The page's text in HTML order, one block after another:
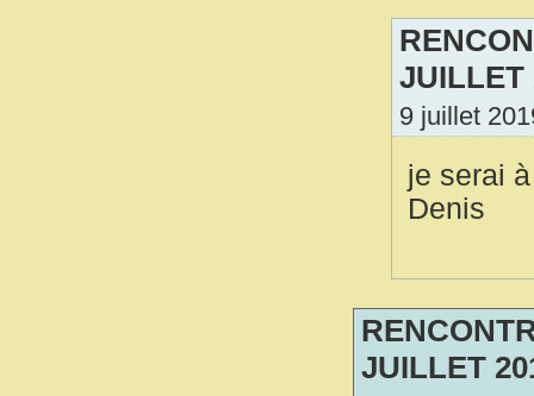
JUILLET
9 juillet
je serai
Denis
JUILLET